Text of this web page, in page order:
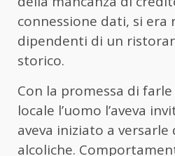
connessione dati, si era
dipendenti di un
storico.
Con la promessa di
locale l’uomo l’aveva
aveva iniziato a versarle
alcoliche.